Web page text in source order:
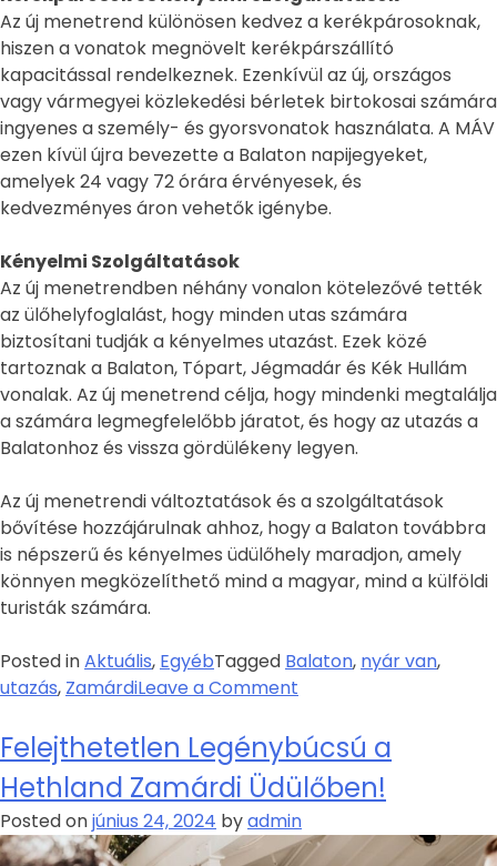
Az új menetrend különösen kedvez a kerékpárosoknak,
hiszen a vonatok megnövelt kerékpárszállító
kapacitással rendelkeznek. Ezenkívül az új, országos
vagy vármegyei közlekedési bérletek birtokosai számára
ingyenes a személy- és gyorsvonatok használata. A MÁV
ezen kívül újra bevezette a Balaton napijegyeket,
amelyek 24 vagy 72 órára érvényesek, és
kedvezményes áron vehetők igénybe​​.
Kényelmi Szolgáltatások
Az új menetrendben néhány vonalon kötelezővé tették
az ülőhelyfoglalást, hogy minden utas számára
biztosítani tudják a kényelmes utazást. Ezek közé
tartoznak a Balaton, Tópart, Jégmadár és Kék Hullám
vonalak. Az új menetrend célja, hogy mindenki megtalálja
a számára legmegfelelőbb járatot, és hogy az utazás a
Balatonhoz és vissza gördülékeny legyen.
Az új menetrendi változtatások és a szolgáltatások
bővítése hozzájárulnak ahhoz, hogy a Balaton továbbra
is népszerű és kényelmes üdülőhely maradjon, amely
könnyen megközelíthető mind a magyar, mind a külföldi
turisták számára.
Posted inAktuális, EgyébTagged Balaton, nyár van,
utazás, ZamárdiLeave a Comment
Felejthetetlen Legénybúcsú a
Hethland Zamárdi Üdülőben!
Posted onjúnius 24, 2024 byadmin